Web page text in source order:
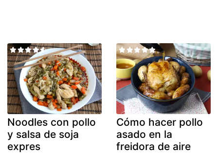
Noodles con pollo
y salsa de soja
expres
Cómo hacer pollo
asado en la
freidora de aire